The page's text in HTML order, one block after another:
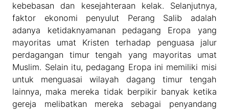
kebebasan dan kesejahteraan kelak. Selanjutnya,
faktor ekonomi penyulut Perang Salib adalah
adanya ketidaknyamanan pedagang Eropa yang
mayoritas umat Kristen terhadap penguasa jalur
perdagangan timur tengah yang mayoritas umat
Muslim. Selain itu, pedagang Eropa ini memiliki misi
untuk menguasai wilayah dagang timur tengah
lainnya, maka mereka tidak berpikir banyak ketika
gereja melibatkan mereka sebagai penyandang